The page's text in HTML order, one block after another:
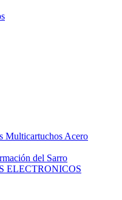
Multicartuchos Acero
del Sarro
ELECTRONICOS